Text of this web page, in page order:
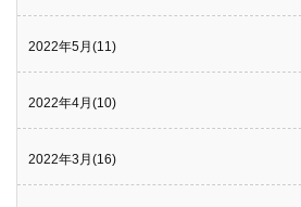
2022年5月(11)
2022年4月(10)
2022年3月(16)